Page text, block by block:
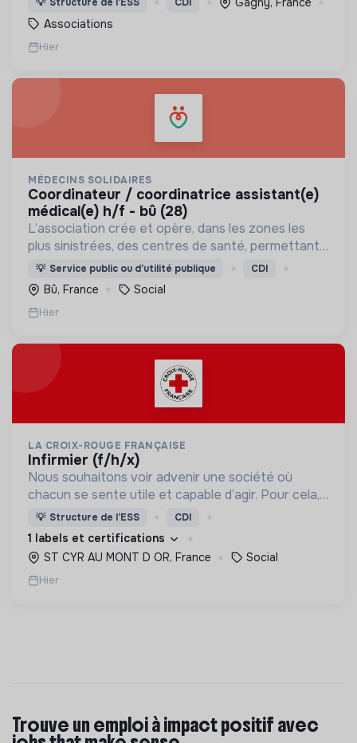
soins et l’insertion sociale et professionnelle.
💡 Structure de l’ESS CDI
Associations
Hier
MÉDECINS SOLIDAIRES
coordinateur / coordinatrice assistant(e)
médical(e) h/f - bû (28)
L’association crée et opère, dans les zones les
plus sinistrées, des centres de santé, permettant
aux populations de retrouver une porte à laquelle
frapper lorsque le besoin médical survient.
💡 Service public ou d’utilité publique CDI
Bû, France Social
Hier
LA CROIX-ROUGE FRANÇAISE
infirmier (f/h/x)
Nous souhaitons voir advenir une société où
chacun se sente utile et capable d’agir. Pour cela,
nous proposons des moyens et des lieux
d’engagement innovants et adaptés à tous.
💡 Structure de l’ESS CDI
1 labels et certifications
ST CYR AU MONT D OR, France
Social
Hier
Trouve un emploi à impact positif avec